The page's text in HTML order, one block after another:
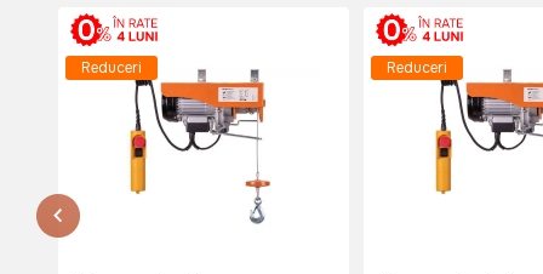
Lu-Vi: 08:00-18:30
Sî: 08:00-17:00
Du: 08:00-15:00
or.Causeni , str. 31 August 1
str. 31 August 1
тел. 060653777
Disponibil
Lu-Vi: 08:00-18:00
Reduceri Reduceri